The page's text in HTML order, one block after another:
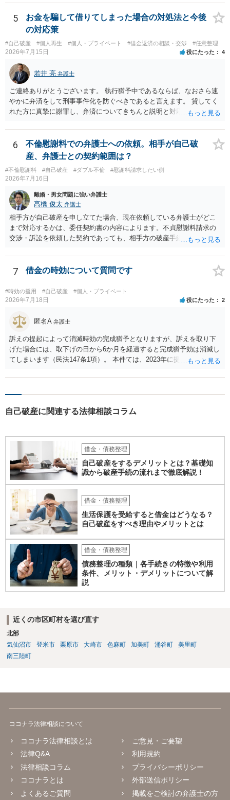
なって相談し、善後策を考えることをお勧めします。
5
お金を騙して借りてしまった場合の対処法と今後
の対応策
#自己破産 #個人再生 #個人・プライベート #借金返済の相談・交渉 #任意整理
2026年7月15日 役にたった 4
若井 亮 弁護士
ご連絡ありがとうございます。 執行猶予中であるならば、なおさら速
やかに弁済をして刑事事件化を防ぐべきであると言えます。 貸してく
れた方に真摯に謝罪し、弁済についてきちんと説明と対応を行ってい
6
不倫慰謝料での弁護士への依頼。相手が自己破
産、弁護士との契約範囲は？
#不倫慰謝料 #自己破産 #ダブル不倫 #慰謝料請求したい側
2026年7月16日
離婚・男女問題に強い弁護士
髙橋 俊太 弁護士
相手方が自己破産を申し立てた場合、現在依頼している弁護士がどこ
まで対応するかは、委任契約書の内容によります。不貞慰謝料請求の
交渉・訴訟を依頼した契約であっても、相手方の破産手続への対応、
等まで当然に含まれているとは限りません。そのため、追加費用が発
生するかどうかは、まず委任契約書と弁護士の説明を確認した方がよ
いでしょう。 成功報酬についても、契約内容次第です。通常は、実際
に回収できた金額を基準に報酬が発生する契約が多いと思われます
が、「請求額を認めさせた場合」や「和解成立時」など、回収前に報
士に、破産手続への意見申述まで契約内で対応してもらえるのか、追
加費用はかかるか、免責された場合に成功報酬が発生するのか、非免
責債権として争う見込みがあるのかを確認されるとよいと思います。
7 借金の時効について質問です
#時効の援用 #自己破産 #個人・プライベート
2026年7月18日 役にたった 2
匿名A 弁護士
訴えの提起によって消滅時効の完成猶予となりますが、訴えを取り下
げた場合には、取下げの日から6か月を経過すると完成猶予効は消滅し
てしまいます（民法147条1項）。 本件ては、2023年に提訴された債権
権者については取下げ日から6か月以内に再提訴しなければやはり時効
か月程度経過しても支払いがなければ一括返済可能という契約になっ
自己破産に関連する法律相談コラム
借金・債務整理
自己破産をするデメリットとは？基礎知
識から破産手続の流れまで徹底解説！
借金・債務整理
生活保護を受給すると借金はどうなる？
自己破産をすべき理由やメリットとは
借金・債務整理
債務整理の種類｜各手続きの特徴や利用
条件、メリット・デメリットについて解
説
近くの市区町村を選び直す
北部
気仙沼市
登米市 栗原市 大崎市 色麻町 加美町 涌谷町
美里町
南三陸町
ココナラ法律相談について
ココナラ法律相談とは
法律Q&A
法律相談コラム
ココナラとは
よくあるご質問
ご意見・ご要望
利用規約
プライバシーポリシー
外部送信ポリシー
掲載をご検討の弁護士の方